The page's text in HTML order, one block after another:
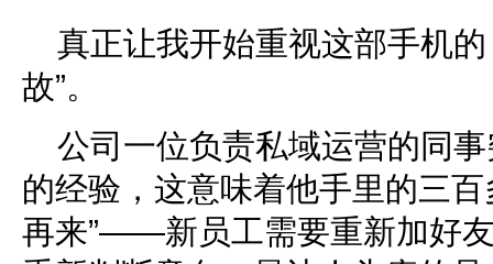
真正让我开始重视这部手机
故”。
公司一位负责私域运营的同
的经验，这意味着他手里的三
再来”——新员工需要重新加好